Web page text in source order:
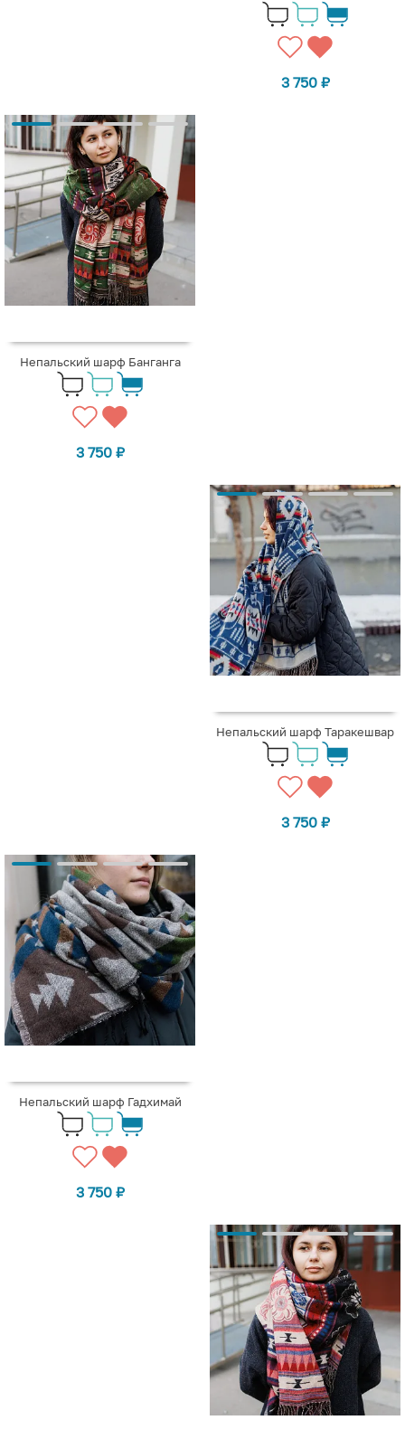
3 750 ₽
Непальский шарф Банганга
3 750 ₽
Непальский шарф Таракешвар
3 750 ₽
Непальский шарф Гадхимай
3 750 ₽